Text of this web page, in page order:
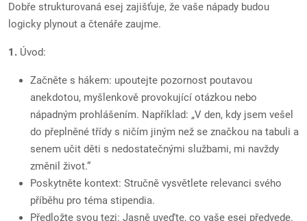
Dobře strukturovaná esej zajišťuje, že vaše nápady budou
logicky plynout a čtenáře zaujme.
1. Úvod:
Začněte s hákem: upoutejte pozornost poutavou
anekdotou, myšlenkově provokující otázkou nebo
nápadným prohlášením. Například: „V den, kdy jsem vešel
do přeplněné třídy s ničím jiným než se značkou na tabuli a
senem učit děti s nedostatečnými službami, mi navždy
změnil život.“
Poskytněte kontext: Stručně vysvětlete relevanci svého
příběhu pro téma stipendia.
Předložte svou tezi: Jasně uveďte, co vaše esej předvede.